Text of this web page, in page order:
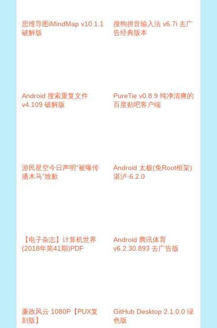
思维导图iMindMap v10.1.1
破解版
搜狗拼音输入法 v6.7i 去广
告经典版本
Android 搜索重复文件
v4.109 破解版
PureTie v0.8.9 纯净清爽的
百度贴吧客户端
游民星空今日声明“被曝传
播木马”致歉
Android 太极(免Root框架)
湛泸·6.2.0
【电子杂志】计算机世界
(2018年第41期)PDF
Android 腾讯体育
v6.2.30.893 去广告版
廉政风云 1080P【PUX复
刻版】
GitHub Desktop 2.1.0.0 绿
色版